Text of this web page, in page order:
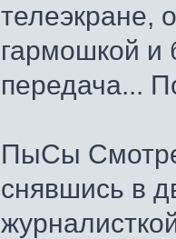
телеэкране,
гармошкой и
передача...
ПыСы
снявшись в